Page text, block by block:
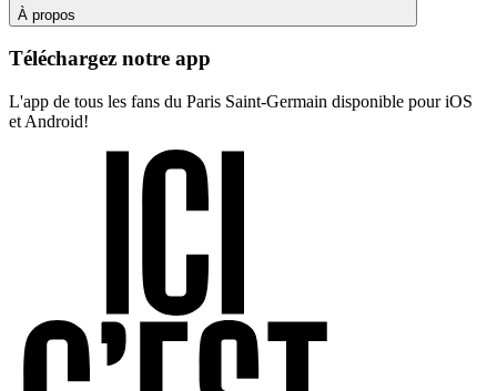
À propos
Téléchargez notre app
L'app de tous les fans du Paris Saint-Germain disponible pour iOS
et Android!